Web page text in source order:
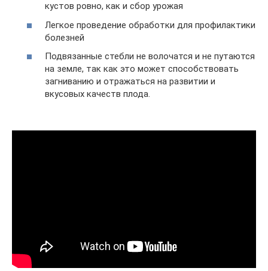
кустов ровно, как и сбор урожая
Легкое проведение обработки для профилактики
болезней
Подвязанные стебли не волочатся и не путаются
на земле, так как это может способствовать
загниванию и отражаться на развитии и
вкусовых качеств плода.